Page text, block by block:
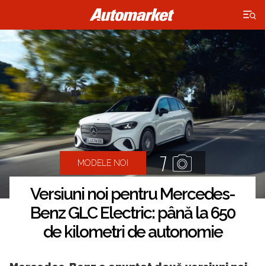
×
MODELE NOI 7
Versiuni noi pentru Mercedes-
Benz GLC Electric: până la 650
de kilometri de autonomie